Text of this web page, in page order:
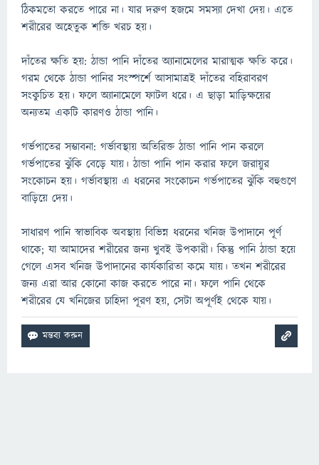
ঠিকমতো করতে পারে না। যার দরুণ হজমে সমস্যা দেখা দেয়। এতে
শরীরের অহেতুক শক্তি খরচ হয়।
দাঁতের ক্ষতি হয়: ঠান্ডা পানি দাঁতের অ্যানামেলের মারাত্মক ক্ষতি করে।
গরম থেকে ঠান্ডা পানির সংস্পর্শে আসামাত্রই দাঁতের বহিরাবরণ
সংকুচিত হয়। ফলে অ্যানামেলে ফাটল ধরে। এ ছাড়া মাড়িক্ষয়ের
অন্যতম একটি কারণও ঠান্ডা পানি।
গর্ভপাতের সম্ভাবনা: গর্ভাবস্থায় অতিরিক্ত ঠান্ডা পানি পান করলে
গর্ভপাতের ঝুঁকি বেড়ে যায়। ঠান্ডা পানি পান করার ফলে জরায়ুর
সংকোচন হয়। গর্ভাবস্থায় এ ধরনের সংকোচন গর্ভপাতের ঝুঁকি বহুগুণে
বাড়িয়ে দেয়।
সাধারণ পানি স্বাভাবিক অবস্থায় বিভিন্ন ধরনের খনিজ উপাদানে পূর্ণ
থাকে; যা আমাদের শরীরের জন্য খুবই উপকারী। কিন্তু পানি ঠান্ডা হয়ে
গেলে এসব খনিজ উপাদানের কার্যকারিতা কমে যায়। তখন শরীরের
জন্য এরা আর কোনো কাজ করতে পারে না। ফলে পানি থেকে
শরীরের যে খনিজের চাহিদা পূরণ হয়, সেটা অপূর্ণই থেকে যায়।